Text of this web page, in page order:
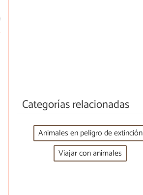
Categorías relacionadas
Animales en peligro de extinción
Viajar con animales